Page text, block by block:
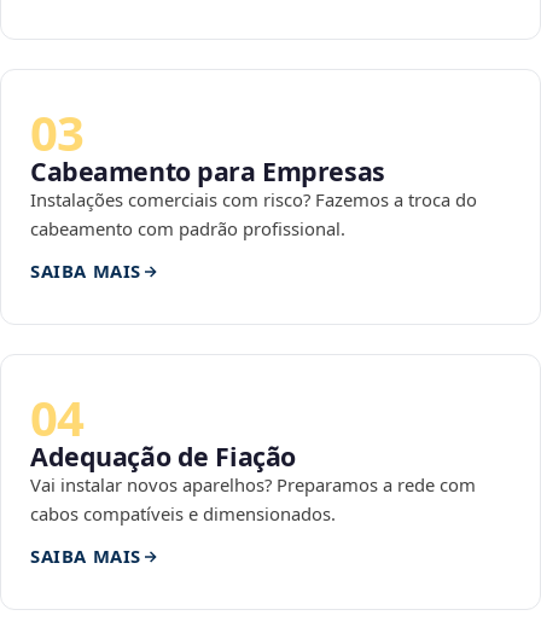
03
Cabeamento para Empresas
Instalações comerciais com risco? Fazemos a troca do
cabeamento com padrão profissional.
SAIBA MAIS
04
Adequação de Fiação
Vai instalar novos aparelhos? Preparamos a rede com
cabos compatíveis e dimensionados.
SAIBA MAIS